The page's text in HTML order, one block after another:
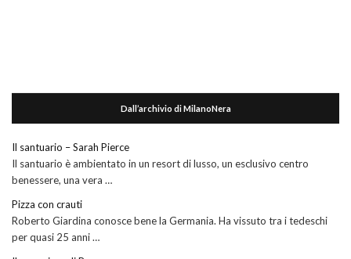
Dall’archivio di MilanoNera
Il santuario – Sarah Pierce
Il santuario è ambientato in un resort di lusso, un esclusivo centro
benessere, una vera …
Pizza con crauti
Roberto Giardina conosce bene la Germania. Ha vissuto tra i tedeschi
per quasi 25 anni …